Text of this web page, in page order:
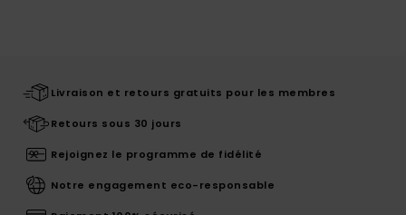
Livraison et retours gratuits pour les membres
Retours sous 30 jours
Rejoignez le programme de fidélité
Notre engagement eco-responsable